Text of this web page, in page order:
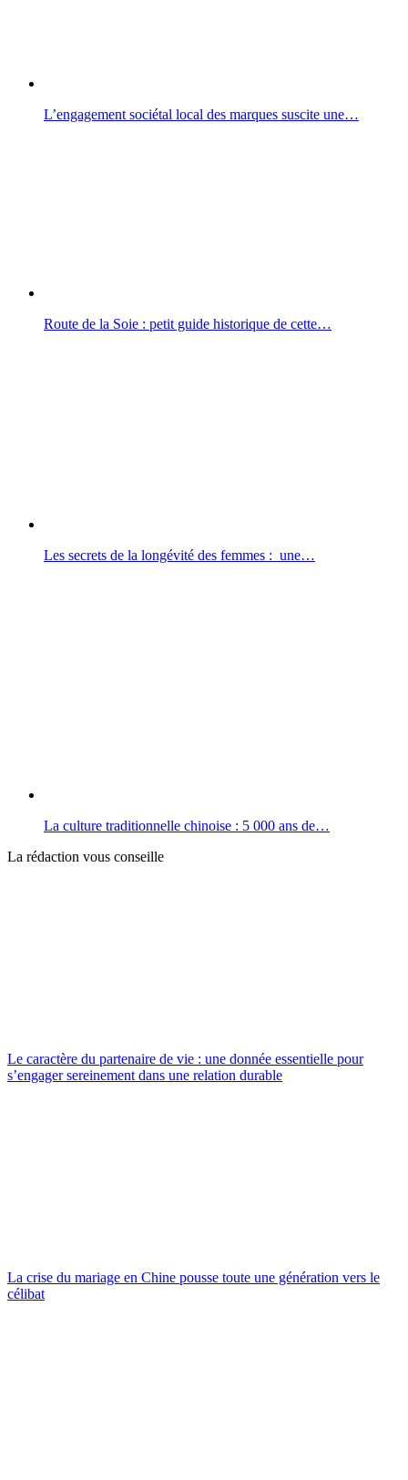
L’engagement sociétal local des marques suscite une…
Route de la Soie : petit guide historique de cette…
Les secrets de la longévité des femmes : une…
La culture traditionnelle chinoise : 5 000 ans de…
La rédaction vous conseille
Le caractère du partenaire de vie : une donnée essentielle pour
s’engager sereinement dans une relation durable
La crise du mariage en Chine pousse toute une génération vers le
célibat